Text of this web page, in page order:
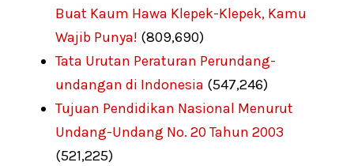
Buat Kaum Hawa Klepek-Klepek, Kamu
Wajib Punya! (809,690)
Tata Urutan Peraturan Perundang-
undangan di Indonesia (547,246)
Tujuan Pendidikan Nasional Menurut
Undang-Undang No. 20 Tahun 2003
(521,225)